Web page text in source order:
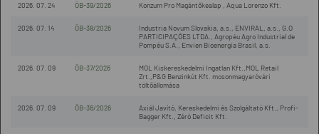
2026. 07. 24 ÖB-39/2026 Konzum Pro Magántőkealap , Aqua Lorenzo Kft.
2026. 07. 14 ÖB-38/2026
Industria Novum Slovakia, a.s., ENVIRAL, a.s., G.O
PARTICIPAÇÕES LTDA., Agropéu Agro Industrial de
Pompéu S.A., Envien Bioenergia Brasil, a.s.
2026. 07. 09 ÖB-37/2026
MOL Kiskereskedelmi Ingatlan Kft.,MOL Retail
Zrt.,P&G Benzinkút Kft. mosonmagyaróvári
töltőállomása
2026. 07. 09 ÖB-36/2026
Axiál Javító, Kereskedelmi és Szolgáltató Kft., Profi-
Bagger Kft., Zéró Deficit Kft.